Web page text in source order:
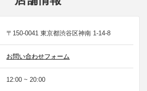
〒150-0041 東京都渋谷区神南 1-14-8
お問い合わせフォーム
12:00 ~ 20:00